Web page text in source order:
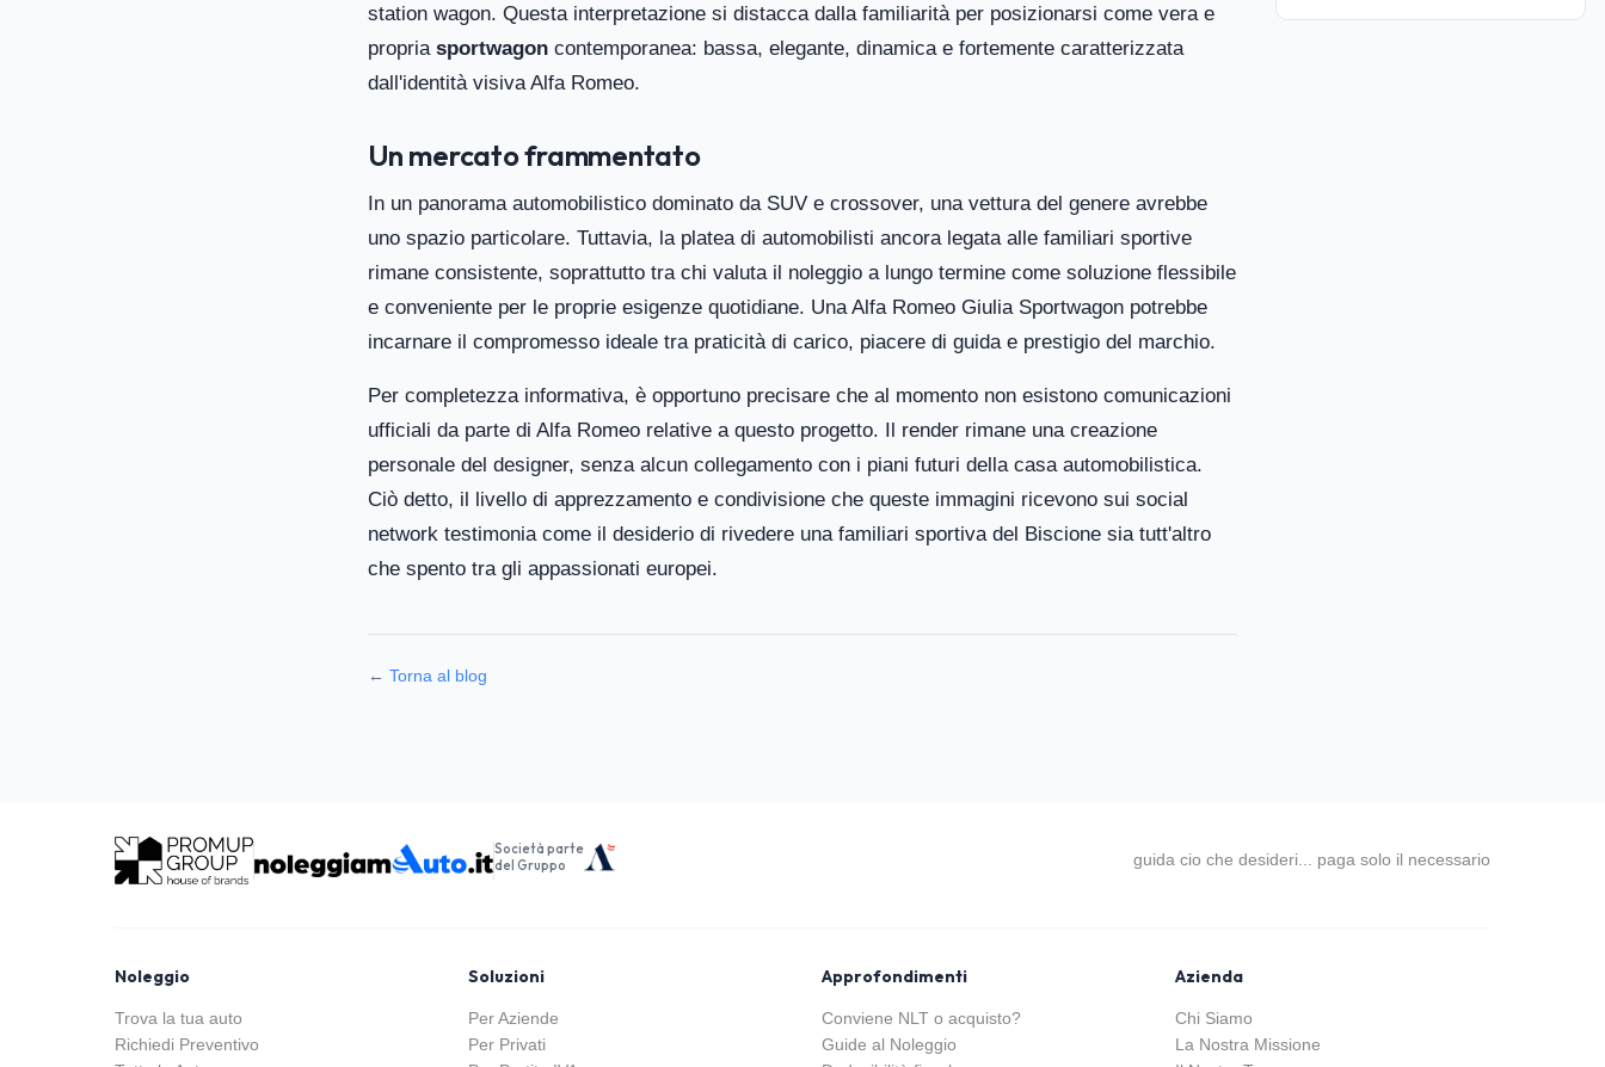
station wagon. Questa interpretazione si distacca dalla familiarità per posizionarsi come vera e
propria sportwagon contemporanea: bassa, elegante, dinamica e fortemente caratterizzata
dall'identità visiva Alfa Romeo.
Un mercato frammentato
In un panorama automobilistico dominato da SUV e crossover, una vettura del genere avrebbe
uno spazio particolare. Tuttavia, la platea di automobilisti ancora legata alle familiari sportive
rimane consistente, soprattutto tra chi valuta il noleggio a lungo termine come soluzione flessibile
e conveniente per le proprie esigenze quotidiane. Una Alfa Romeo Giulia Sportwagon potrebbe
incarnare il compromesso ideale tra praticità di carico, piacere di guida e prestigio del marchio.
Per completezza informativa, è opportuno precisare che al momento non esistono comunicazioni
ufficiali da parte di Alfa Romeo relative a questo progetto. Il render rimane una creazione
personale del designer, senza alcun collegamento con i piani futuri della casa automobilistica.
Ciò detto, il livello di apprezzamento e condivisione che queste immagini ricevono sui social
network testimonia come il desiderio di rivedere una familiari sportiva del Biscione sia tutt'altro
che spento tra gli appassionati europei.
← Torna al blog
Società parte
del Gruppo
guida cio che desideri... paga solo il necessario
Noleggio
Trova la tua auto
Richiedi Preventivo
Soluzioni
Per Aziende
Per Privati
Approfondimenti
Conviene NLT o acquisto?
Guide al Noleggio
Azienda
Chi Siamo
La Nostra Missione